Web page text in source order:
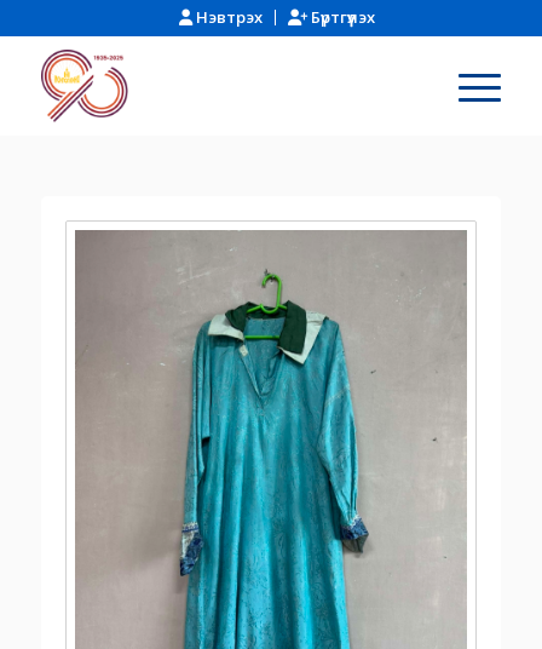
Нэвтрэх Бүртгүүлэх